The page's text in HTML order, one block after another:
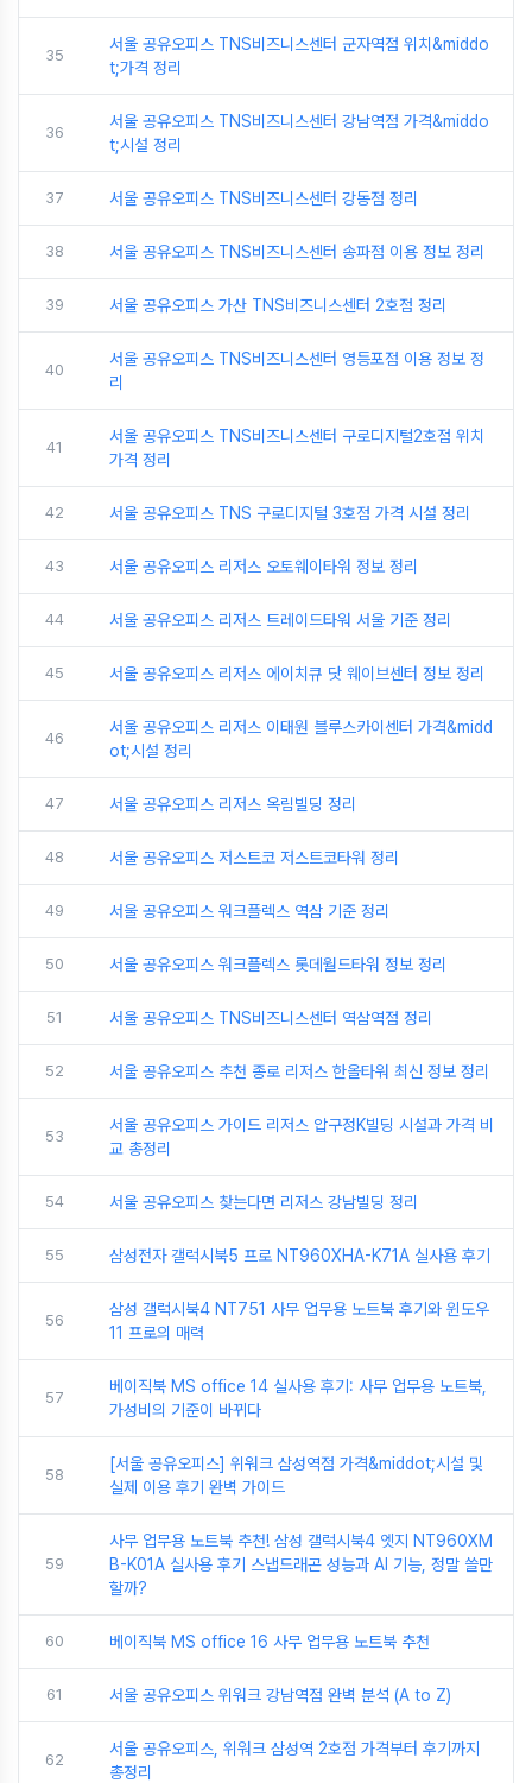
35
서울 공유오피스 TNS비즈니스센터 군자역점 위치&middo
t;가격 정리
36
서울 공유오피스 TNS비즈니스센터 강남역점 가격&middo
t;시설 정리
37 서울 공유오피스 TNS비즈니스센터 강동점 정리
38 서울 공유오피스 TNS비즈니스센터 송파점 이용 정보 정리
39 서울 공유오피스 가산 TNS비즈니스센터 2호점 정리
40
서울 공유오피스 TNS비즈니스센터 영등포점 이용 정보 정
리
41
서울 공유오피스 TNS비즈니스센터 구로디지털2호점 위치
가격 정리
42 서울 공유오피스 TNS 구로디지털 3호점 가격 시설 정리
43 서울 공유오피스 리저스 오토웨이타워 정보 정리
44 서울 공유오피스 리저스 트레이드타워 서울 기준 정리
45 서울 공유오피스 리저스 에이치큐 닷 웨이브센터 정보 정리
46
서울 공유오피스 리저스 이태원 블루스카이센터 가격&midd
ot;시설 정리
47 서울 공유오피스 리저스 옥림빌딩 정리
48 서울 공유오피스 저스트코 저스트코타워 정리
49 서울 공유오피스 워크플렉스 역삼 기준 정리
50 서울 공유오피스 워크플렉스 롯데월드타워 정보 정리
51 서울 공유오피스 TNS비즈니스센터 역삼역점 정리
52 서울 공유오피스 추천 종로 리저스 한올타워 최신 정보 정리
53
서울 공유오피스 가이드 리저스 압구정K빌딩 시설과 가격 비
교 총정리
54 서울 공유오피스 찾는다면 리저스 강남빌딩 정리
55 삼성전자 갤럭시북5 프로 NT960XHA-K71A 실사용 후기
56
삼성 갤럭시북4 NT751 사무 업무용 노트북 후기와 윈도우
11 프로의 매력
57
베이직북 MS office 14 실사용 후기: 사무 업무용 노트북,
가성비의 기준이 바뀌다
58
[서울 공유오피스] 위워크 삼성역점 가격&middot;시설 및
실제 이용 후기 완벽 가이드
59
사무 업무용 노트북 추천! 삼성 갤럭시북4 엣지 NT960XM
B-K01A 실사용 후기 스냅드래곤 성능과 AI 기능, 정말 쓸만
할까?
60 베이직북 MS office 16 사무 업무용 노트북 추천
61 서울 공유오피스 위워크 강남역점 완벽 분석 (A to Z)
62
서울 공유오피스, 위워크 삼성역 2호점 가격부터 후기까지
총정리